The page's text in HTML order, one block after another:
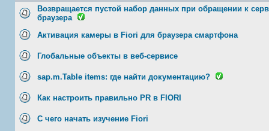
Возвращается пустой набор данных при обращении к
браузера
Активация камеры в Fiori для браузера смартфона
Глобальные объекты в веб-сервисе
sap.m.Table items: где найти документацию?
Как настроить правильно PR в FIORI
С чего начать изучение Fiori